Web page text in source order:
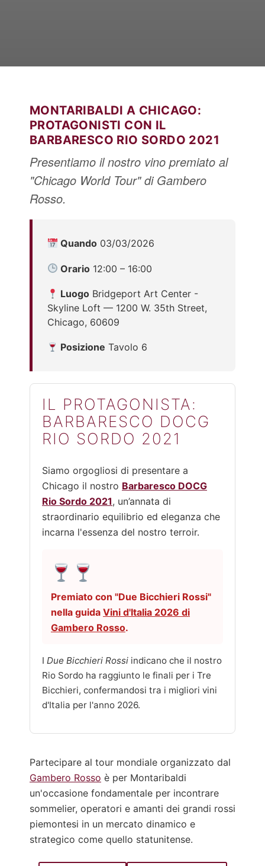
MONTARIBALDI A CHICAGO:
PROTAGONISTI CON IL
BARBARESCO RIO SORDO 2021
Presentiamo il nostro vino premiato al
"Chicago World Tour" di Gambero
Rosso.
Quando 03/03/2026
Orario 12:00 – 16:00
Luogo Bridgeport Art Center -
Skyline Loft — 1200 W. 35th Street,
Chicago, 60609
Posizione Tavolo 6
IL PROTAGONISTA:
BARBARESCO DOCG
RIO SORDO 2021
Siamo orgogliosi di presentare a
Chicago il nostro Barbaresco DOCG
Rio Sordo 2021, un’annata di
straordinario equilibrio ed eleganza che
incarna l'essenza del nostro terroir.
Premiato con "Due Bicchieri Rossi"
nella guida Vini d'Italia 2026 di
Gambero Rosso.
I Due Bicchieri Rossi indicano che il nostro
Rio Sordo ha raggiunto le finali per i Tre
Bicchieri, confermandosi tra i migliori vini
d'Italia per l'anno 2026.
Partecipare al tour mondiale organizzato dal
Gambero Rosso è per Montaribaldi
un'occasione fondamentale per incontrare
sommelier, operatori e amanti dei grandi rossi
piemontesi in un mercato dinamico e
strategico come quello statunitense.